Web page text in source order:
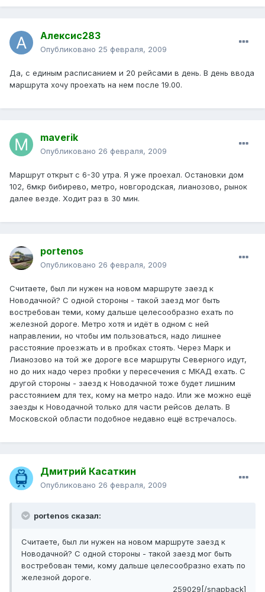
Алексис283
Опубликовано 25 февраля, 2009
Да, с единым расписанием и 20 рейсами в день. В день ввода
маршрута хочу проехать на нем после 19.00.
maverik
Опубликовано 26 февраля, 2009
Маршрут открыт с 6-30 утра. Я уже проехал. Остановки дом
102, 6мкр бибирево, метро, новгородская, лианозово, рынок
далее везде. Ходит раз в 30 мин.
portenos
Опубликовано 26 февраля, 2009
Считаете, был ли нужен на новом маршруте заезд к
Новодачной? С одной стороны - такой заезд мог быть
востребован теми, кому дальше целесообразно ехать по
железной дороге. Метро хотя и идёт в одном с ней
направлении, но чтобы им пользоваться, надо лишнее
расстояние проезжать и в пробках стоять. Через Марк и
Лианозово на той же дороге все маршруты Северного идут,
но до них надо через пробки у пересечения с МКАД ехать. С
другой стороны - заезд к Новодачной тоже будет лишним
расстоянием для тех, кому на метро надо. Или же можно ещё
заезды к Новодачной только для части рейсов делать. В
Московской области подобное недавно ещё встречалось.
Дмитрий Касаткин
Опубликовано 26 февраля, 2009
portenos сказал:
Считаете, был ли нужен на новом маршруте заезд к
Новодачной? С одной стороны - такой заезд мог быть
востребован теми, кому дальше целесообразно ехать по
железной дороге.
259029[/snapback]